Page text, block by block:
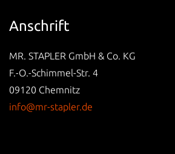
Anschrift
MR. STAPLER GmbH & Co. KG
F.-O.-Schimmel-Str. 4
09120 Chemnitz
info@mr-stapler.de